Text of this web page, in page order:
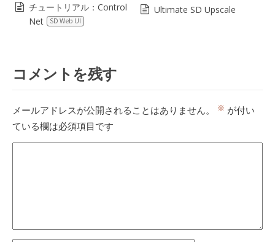
チュートリアル：Control
Net
SD Web UI
Ultimate SD Upscale
コメントを残す
メールアドレスが公開されることはありません。 ※ が付い
ている欄は必須項目です